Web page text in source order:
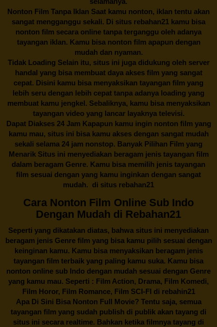
Nonton Film Tanpa Iklan Saat kamu nonton, iklan tentu akan
sangat mengganggu sekali. Di situs rebahan21 kamu bisa
nonton film secara online tanpa terganggu oleh adanya
tayangan iklan. Kamu bisa nonton film apapun dengan
mudah dan nyaman.
Tidak Loading Selain itu, situs ini juga didukung oleh server
handal yang bisa membuat daya akses film yang sangat
cepat. Disini kamu bisa menyaksikan tayangan film yang
lebih seru dengan lebih cepat tanpa adanya loading yang
membuat kamu jengkel. Sebaliknya, kamu bisa menyaksikan
tayangan video yang lancar layaknya televisi.
Dapat Diakses 24 Jam Kapapun kamu ingin nonton film yang
kamu mau, situs ini bisa kamu akses dengan sangat mudah
sekali selama 24 jam nonstop. Banyak Pilihan Film yang
Menarik Situs ini menyediakan beragam jenis tayangan film
dalam beragam Genre. Kamu bisa memilih jenis tayangan
film sesuai dengan yang kamu inginkan dengan sangat
mudah. di situs rebahan21
Cara Nonton Film Online Sub Indo
Dengan Mudah di Rebahan21
Seperti yang dikatakan diatas, bahwa situs ini menyediakan
beragam jenis Genre film yang bisa kamu pilih sesuai dengan
keinginan kamu. Kamu bisa menyaksikan beragam jenis
tayangan film terbaik yang paling kamu suka. Kamu bisa
nonton online sub Indo dengan mudah sesuai dengan Genre
yang kamu mau. Seperti : Film Action, Drama, Film Komedi,
Film Horor, Film Romance, Film SCI-FI di rebahin21
Apa Di Sini Bisa Nonton Full Movie? Tentu saja, semua
tayangan film yang sudah publish di publik akan tayang di
situs ini secara realtime. Bahkan ketika filmnya tayang di